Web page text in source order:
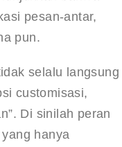
pesan-antar,
pun.
selalu langsung
customisasi,
Di sinilah peran
hanya